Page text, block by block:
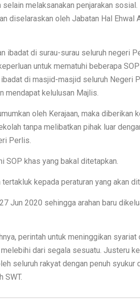
melaksanakan penjarakan sosial.
diselaraskan oleh Jabatan Hal Ehwal
ibadat di surau-surau seluruh negeri
untuk mematuhi beberapa
di masjid-masjid seluruh Negeri
mendapat kelulusan Majlis.
oleh Kerajaan, maka diberikan
tanpa melibatkan pihak luar
Perlis.
SOP khas yang bakal ditetapkan.
kepada peraturan yang akan
Jun 2020 sehingga arahan baru
perintah untuk meninggikan
dari segala sesuatu. Justeru
seluruh rakyat dengan penuh syukur
SWT.